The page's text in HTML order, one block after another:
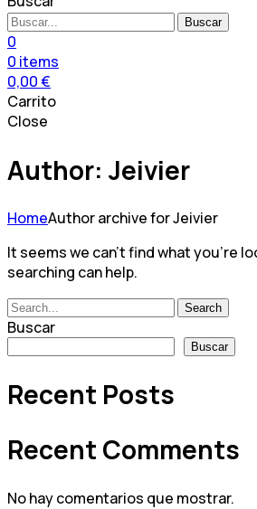
Buscar
0
0 items
0,00€
Carrito
Close
Author: Jeivier
HomeAuthor archive forJeivier
It seems we can’t find what you’re
searching can help.
Search
for:
Search
Buscar
Buscar
Recent Posts
Recent Comments
No hay comentarios que mostrar.